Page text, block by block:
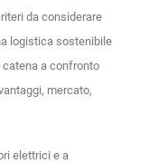
da considerare
logistica sostenibile
a confronto
mercato,
elettrici e a